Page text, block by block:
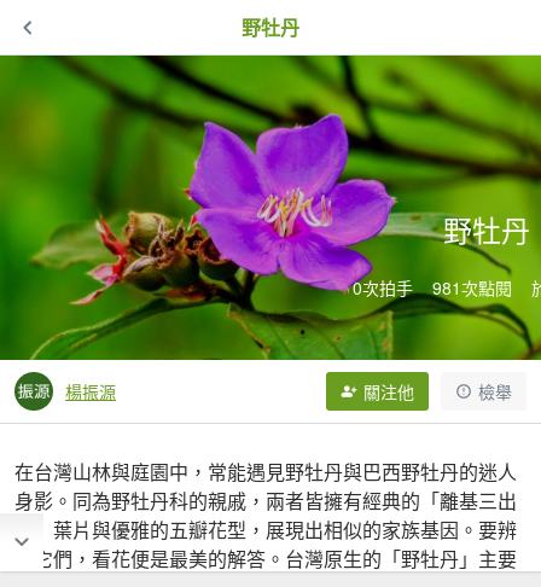
野牡丹
野牡丹
0次拍手 981次點閱
楊振源 關注他 檢舉
在台灣山林與庭園中，常能遇見野牡丹與巴西野牡丹的迷人
身影。同為野牡丹科的親戚，兩者皆擁有經典的「離基三出
脈」葉片與優雅的五瓣花型，展現出相似的家族基因。要辨
識它們，看花便是最美的解答。台灣原生的「野牡丹」主要